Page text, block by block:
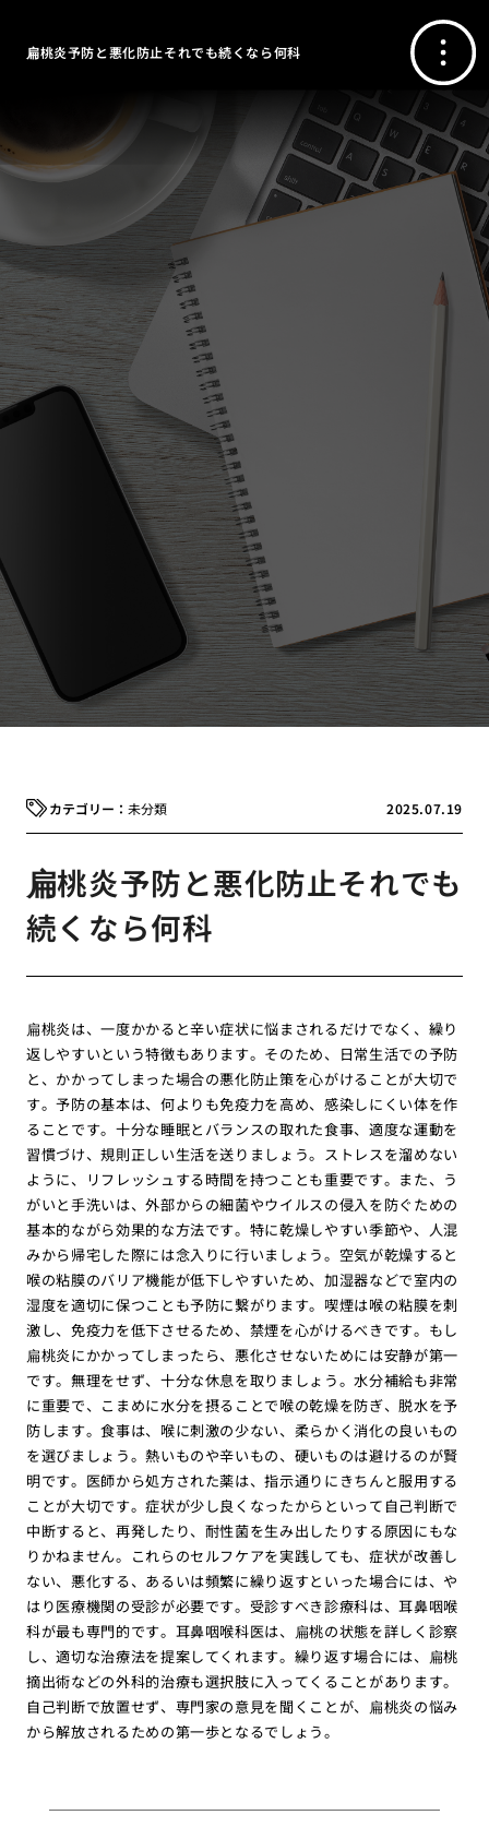
扁桃炎予防と悪化防止それでも続くなら何科
2025.07.19
未分類
扁桃炎予防と悪化防止それでも
続くなら何科
扁桃炎は、一度かかると辛い症状に悩まされるだけでなく、繰り
返しやすいという特徴もあります。そのため、日常生活での予防
と、かかってしまった場合の悪化防止策を心がけることが大切で
す。予防の基本は、何よりも免疫力を高め、感染しにくい体を作
ることです。十分な睡眠とバランスの取れた食事、適度な運動を
習慣づけ、規則正しい生活を送りましょう。ストレスを溜めない
ように、リフレッシュする時間を持つことも重要です。また、う
がいと手洗いは、外部からの細菌やウイルスの侵入を防ぐための
基本的ながら効果的な方法です。特に乾燥しやすい季節や、人混
みから帰宅した際には念入りに行いましょう。空気が乾燥すると
喉の粘膜のバリア機能が低下しやすいため、加湿器などで室内の
湿度を適切に保つことも予防に繋がります。喫煙は喉の粘膜を刺
激し、免疫力を低下させるため、禁煙を心がけるべきです。もし
扁桃炎にかかってしまったら、悪化させないためには安静が第一
です。無理をせず、十分な休息を取りましょう。水分補給も非常
に重要で、こまめに水分を摂ることで喉の乾燥を防ぎ、脱水を予
防します。食事は、喉に刺激の少ない、柔らかく消化の良いもの
を選びましょう。熱いものや辛いもの、硬いものは避けるのが賢
明です。医師から処方された薬は、指示通りにきちんと服用する
ことが大切です。症状が少し良くなったからといって自己判断で
中断すると、再発したり、耐性菌を生み出したりする原因にもな
りかねません。これらのセルフケアを実践しても、症状が改善し
ない、悪化する、あるいは頻繁に繰り返すといった場合には、や
はり医療機関の受診が必要です。受診すべき診療科は、耳鼻咽喉
科が最も専門的です。耳鼻咽喉科医は、扁桃の状態を詳しく診察
し、適切な治療法を提案してくれます。繰り返す場合には、扁桃
摘出術などの外科的治療も選択肢に入ってくることがあります。
自己判断で放置せず、専門家の意見を聞くことが、扁桃炎の悩み
から解放されるための第一歩となるでしょう。